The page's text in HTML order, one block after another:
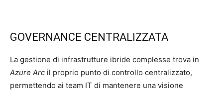
GOVERNANCE CENTRALIZZATA
La gestione di infrastrutture ibride complesse trova in
Azure Arc il proprio punto di controllo centralizzato,
permettendo ai team IT di mantenere una visione